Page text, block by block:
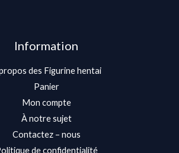
Information
des Figurine hentai
Panier
Mon compte
À notre sujet
Contactez – nous
de confidentialité